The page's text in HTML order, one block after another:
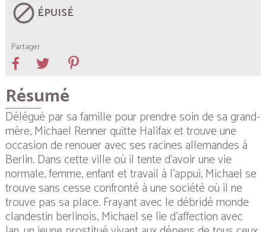
block ÉPUISÉ
Partager
Résumé
Délégué par sa famille pour prendre soin de sa grand-
mère, Michael Renner quitte Halifax et trouve une
occasion de renouer avec ses racines allemandes à
Berlin. Dans cette ville où il tente d’avoir une vie
normale, femme, enfant et travail à l’appui, Michael se
trouve sans cesse confronté à une société où il ne
trouve pas sa place. Frayant avec le débridé monde
clandestin berlinois, Michael se lie d’affection avec